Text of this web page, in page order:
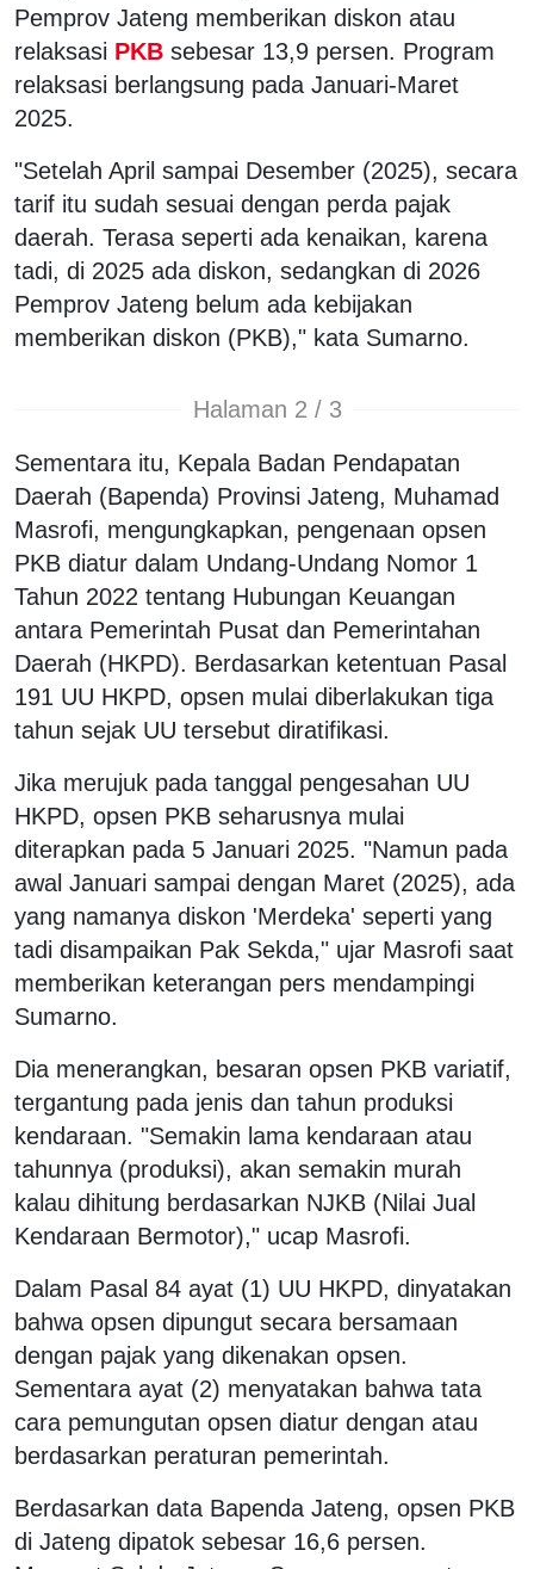
Pemprov Jateng memberikan diskon atau
relaksasi PKB sebesar 13,9 persen. Program
relaksasi berlangsung pada Januari-Maret
2025.
"Setelah April sampai Desember (2025), secara
tarif itu sudah sesuai dengan perda pajak
daerah. Terasa seperti ada kenaikan, karena
tadi, di 2025 ada diskon, sedangkan di 2026
Pemprov Jateng belum ada kebijakan
memberikan diskon (PKB)," kata Sumarno.
Halaman 2 / 3
Sementara itu, Kepala Badan Pendapatan
Daerah (Bapenda) Provinsi Jateng, Muhamad
Masrofi, mengungkapkan, pengenaan opsen
PKB diatur dalam Undang-Undang Nomor 1
Tahun 2022 tentang Hubungan Keuangan
antara Pemerintah Pusat dan Pemerintahan
Daerah (HKPD). Berdasarkan ketentuan Pasal
191 UU HKPD, opsen mulai diberlakukan tiga
tahun sejak UU tersebut diratifikasi.
Jika merujuk pada tanggal pengesahan UU
HKPD, opsen PKB seharusnya mulai
diterapkan pada 5 Januari 2025. "Namun pada
awal Januari sampai dengan Maret (2025), ada
yang namanya diskon 'Merdeka' seperti yang
tadi disampaikan Pak Sekda," ujar Masrofi saat
memberikan keterangan pers mendampingi
Sumarno.
Dia menerangkan, besaran opsen PKB variatif,
tergantung pada jenis dan tahun produksi
kendaraan. "Semakin lama kendaraan atau
tahunnya (produksi), akan semakin murah
kalau dihitung berdasarkan NJKB (Nilai Jual
Kendaraan Bermotor)," ucap Masrofi.
Dalam Pasal 84 ayat (1) UU HKPD, dinyatakan
bahwa opsen dipungut secara bersamaan
dengan pajak yang dikenakan opsen.
Sementara ayat (2) menyatakan bahwa tata
cara pemungutan opsen diatur dengan atau
berdasarkan peraturan pemerintah.
Berdasarkan data Bapenda Jateng, opsen PKB
di Jateng dipatok sebesar 16,6 persen.